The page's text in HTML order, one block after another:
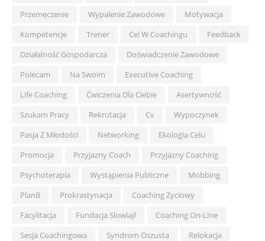
Przemęczenie
Wypalenie Zawodowe
Motywacja
Kompetencje
Trener Cel W Coachingu
Feedback
Działalność Gospodarcza
Doświadczenie Zawodowe
Polecam
Na Swoim
Executive Coaching
Life Coaching
Ćwiczenia Dla Ciebie
Asertywność
Szukam Pracy
Rekrutacja Cv
Wypoczynek
Pasja Z Młodości
Networking
Ekologia Celu
Promocja
Przyjazny Coach
Przyjazny Coaching
Psychoterapia
Wystąpienia Publiczne
Mobbing
PlanB
Prokrastynacja
Coaching Życiowy
Facylitacja
Fundacja Slowlajf
Coaching On-Line
Sesja Coachingowa
Syndrom Oszusta
Relokacja